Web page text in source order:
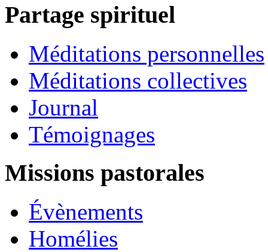
Partage spirituel
Méditations personnelles
Méditations collectives
Journal
Témoignages
Missions pastorales
Évènements
Homélies